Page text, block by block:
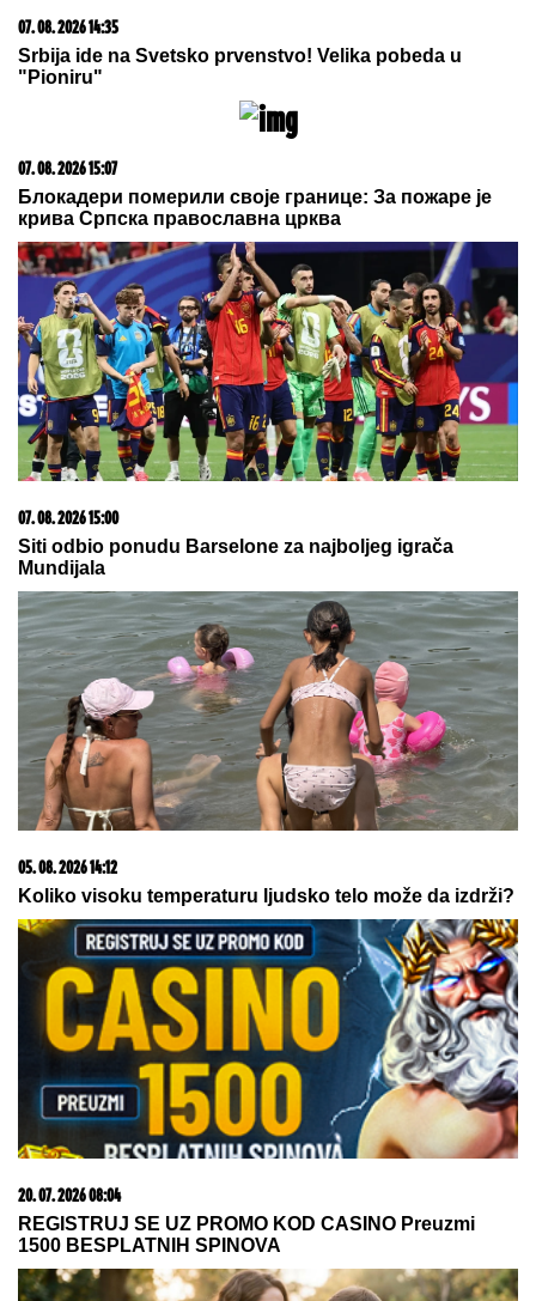
DRAMA U ČAČKUEksplodirala
plinska boca, teško povređen
muškarac
RAZVELA SE OD KOLEGE I PROCVETALA Pevačica
u vrtoglavim štiklama i haljini pripijenoj uz telo
pokazala figuru nakon dva porođaj (Foto)